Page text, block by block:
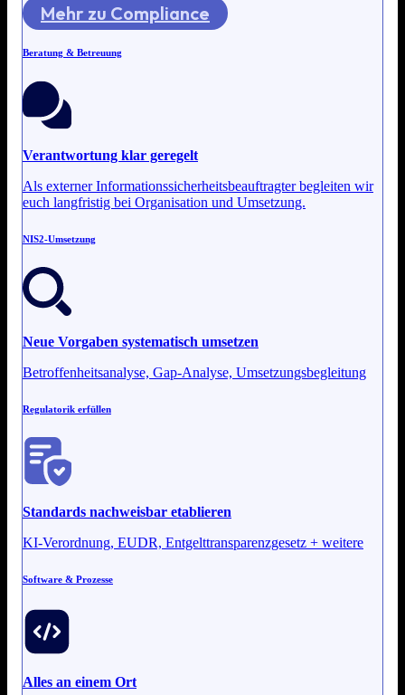
Mehr zu Compliance
Beratung & Betreuung
Verantwortung klar geregelt
Als externer Informationssicherheitsbeauftragter begleiten wir
euch langfristig bei Organisation und Umsetzung.
NIS2-Umsetzung
Neue Vorgaben systematisch umsetzen
Betroffenheitsanalyse, Gap-Analyse, Umsetzungsbegleitung
Regulatorik erfüllen
Standards nachweisbar etablieren
KI-Verordnung, EUDR, Entgelttransparenzgesetz + weitere
Software & Prozesse
Alles an einem Ort